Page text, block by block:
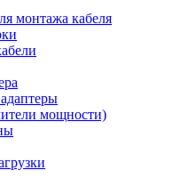
монтажа кабеля
мощности)